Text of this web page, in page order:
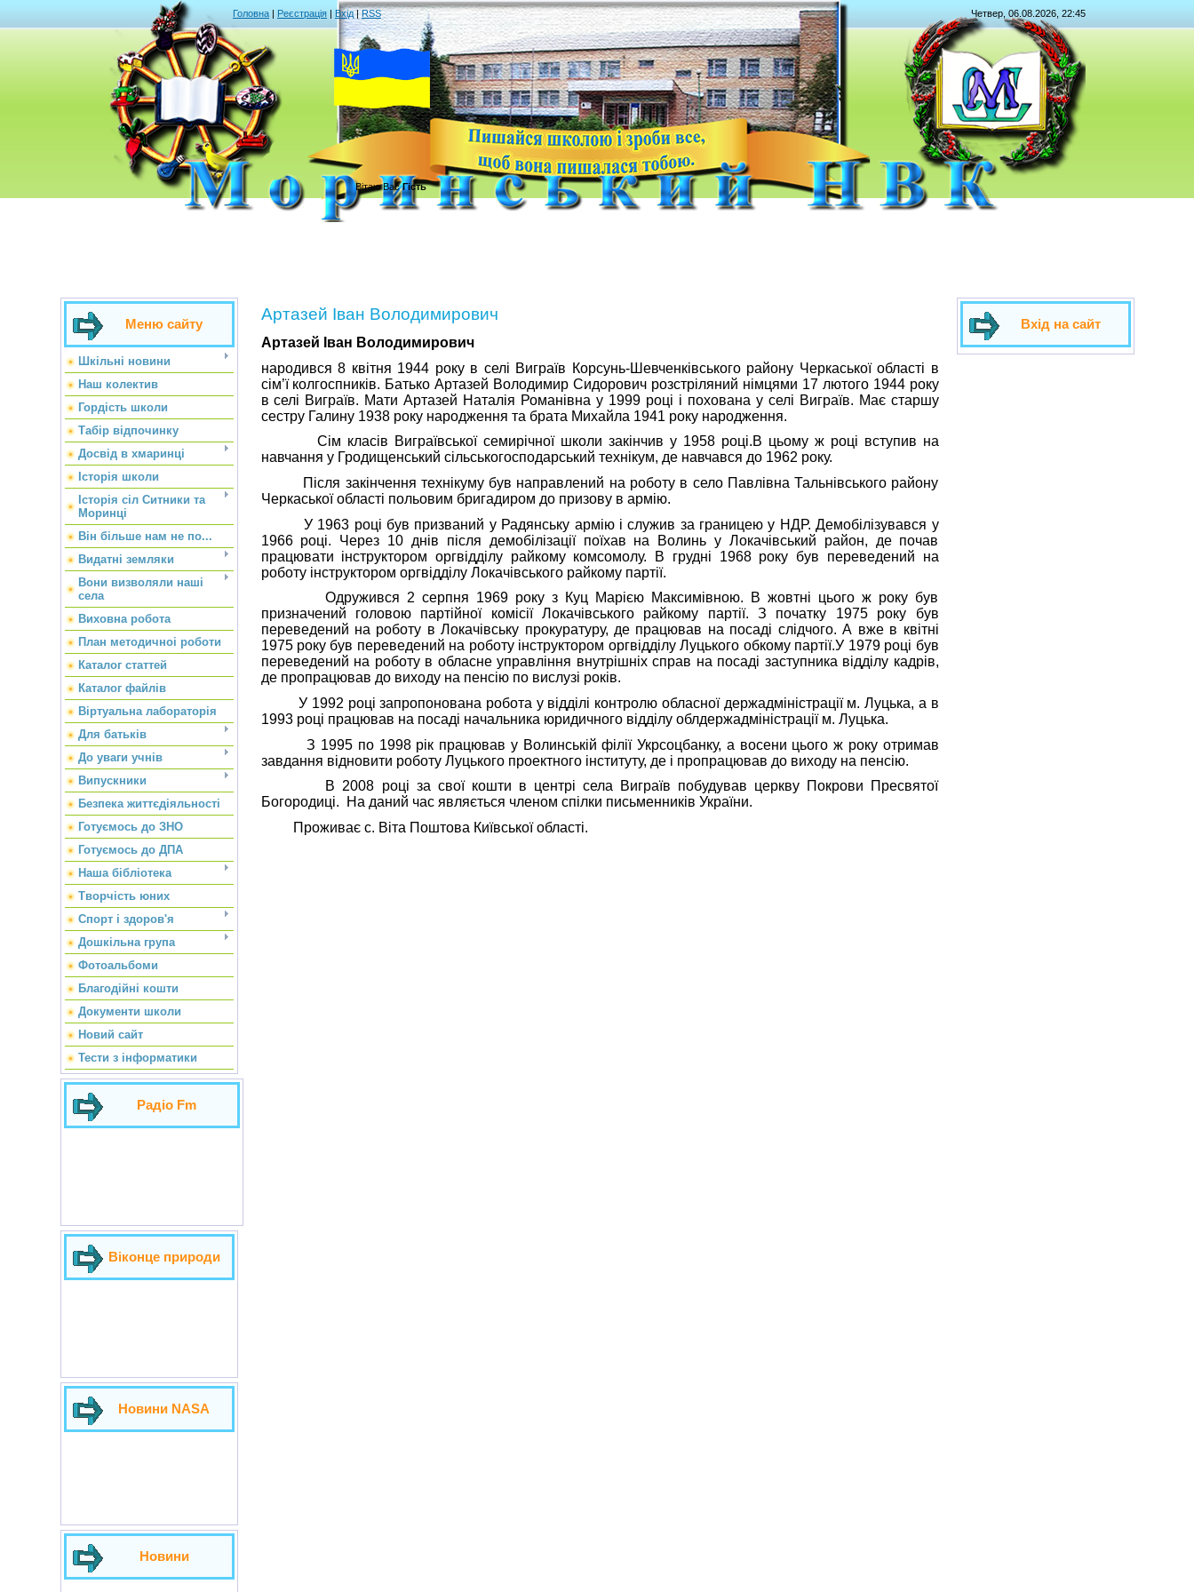
Головна | Реєстрація | Вхід| RSS Четвер, 06.08.2026, 22:45
Вітаю Вас Гість
Меню сайту
Шкільні новини
Наш колектив
Гордість школи
Табір відпочинку
Досвід в хмаринці
Історія школи
Історія сіл Ситники та
Моринці
Він більше нам не по...
Видатні земляки
Вони визволяли наші
села
Виховна робота
План методичноі роботи
Каталог статтей
Каталог файлів
Віртуальна лабораторія
Для батьків
До уваги учнів
Випускники
Безпека життєдіяльності
Готуємось до ЗНО
Готуємось до ДПА
Наша бібліотека
Творчість юних
Спорт і здоров'я
Дошкільна група
Фотоальбоми
Благодійні кошти
Документи школи
Новий сайт
Тести з інформатики
Радіо Fm
Віконце природи
Новини NASA
Новини
Артазей Іван Володимирович
Артазей Іван Володимирович
народився 8 квітня 1944 року в селі Виграїв Корсунь-Шевченківського району Черкаської області в
сім’ї колгоспників. Батько Артазей Володимир Сидорович розстріляний німцями 17 лютого 1944 року
в селі Виграїв. Мати Артазей Наталія Романівна у 1999 році і похована у селі Виграїв. Має старшу
сестру Галину 1938 року народження та брата Михайла 1941 року народження.
Сім класів Виграївської семирічної школи закінчив у 1958 році.В цьому ж році вступив на
навчання у Гродищенський сільськогосподарський технікум, де навчався до 1962 року.
Після закінчення технікуму був направлений на роботу в село Павлівна Тальнівського району
Черкаської області польовим бригадиром до призову в армію.
У 1963 році був призваний у Радянську армію і служив за границею у НДР. Демобілізувався у
1966 році. Через 10 днів після демобілізації поїхав на Волинь у Локачівський район, де почав
працювати інструктором оргвідділу райкому комсомолу. В грудні 1968 року був переведений на
роботу інструктором оргвідділу Локачівського райкому партії.
Одружився 2 серпня 1969 року з Куц Марією Максимівною. В жовтні цього ж року був
призначений головою партійної комісії Локачівського райкому партії. З початку 1975 року був
переведений на роботу в Локачівську прокуратуру, де працював на посаді слідчого. А вже в квітні
1975 року був переведений на роботу інструктором оргвідділу Луцького обкому партії.У 1979 році був
переведений на роботу в обласне управління внутрішніх справ на посаді заступника відділу кадрів,
де пропрацював до виходу на пенсію по вислузі років.
У 1992 році запропонована робота у відділі контролю обласної держадміністрації м. Луцька, а в
1993 році працював на посаді начальника юридичного відділу облдержадміністрації м. Луцька.
З 1995 по 1998 рік працював у Волинській філії Укрсоцбанку, а восени цього ж року отримав
завдання відновити роботу Луцького проектного інституту, де і пропрацював до виходу на пенсію.
В 2008 році за свої кошти в центрі села Виграїв побудував церкву Покрови Пресвятої
Богородиці. На даний час являється членом спілки письменників України.
Проживає с. Віта Поштова Київської області.
Вхід на сайт